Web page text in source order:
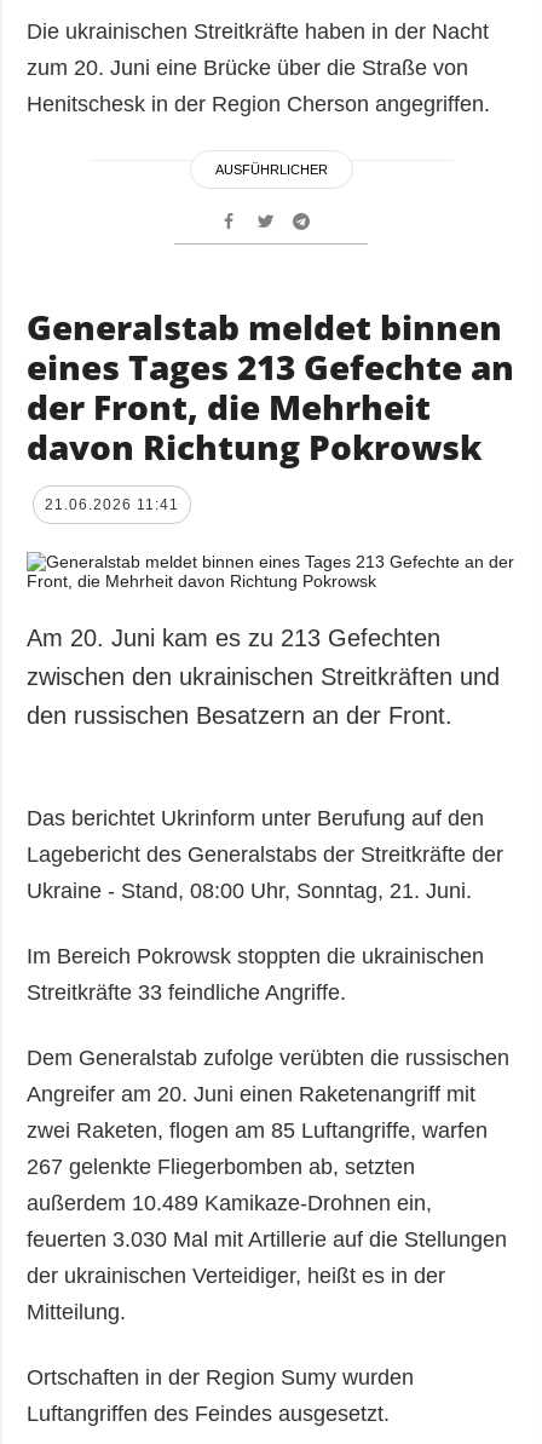
Die ukrainischen Streitkräfte haben in der Nacht
zum 20. Juni eine Brücke über die Straße von
Henitschesk in der Region Cherson angegriffen.
AUSFÜHRLICHER
Generalstab meldet binnen
eines Tages 213 Gefechte an
der Front, die Mehrheit
davon Richtung Pokrowsk
21.06.2026 11:41
Am 20. Juni kam es zu 213 Gefechten
zwischen den ukrainischen Streitkräften und
den russischen Besatzern an der Front.
Das berichtet Ukrinform unter Berufung auf den
Lagebericht des Generalstabs der Streitkräfte der
Ukraine - Stand, 08:00 Uhr, Sonntag, 21. Juni.
Im Bereich Pokrowsk stoppten die ukrainischen
Streitkräfte 33 feindliche Angriffe.
Dem Generalstab zufolge verübten die russischen
Angreifer am 20. Juni einen Raketenangriff mit
zwei Raketen, flogen am 85 Luftangriffe, warfen
267 gelenkte Fliegerbomben ab, setzten
außerdem 10.489 Kamikaze-Drohnen ein,
feuerten 3.030 Mal mit Artillerie auf die Stellungen
der ukrainischen Verteidiger, heißt es in der
Mitteilung.
Ortschaften in der Region Sumy wurden
Luftangriffen des Feindes ausgesetzt.